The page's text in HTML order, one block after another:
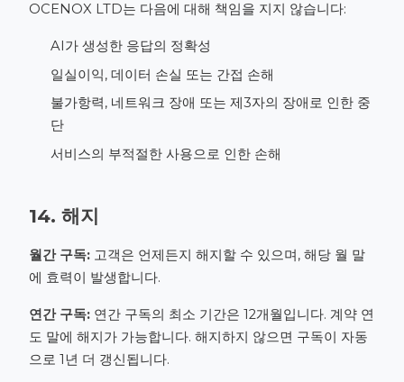
OCENOX LTD는 다음에 대해 책임을 지지 않습니다:
AI가 생성한 응답의 정확성
일실이익, 데이터 손실 또는 간접 손해
불가항력, 네트워크 장애 또는 제3자의 장애로 인한 중
단
서비스의 부적절한 사용으로 인한 손해
14. 해지
월간 구독: 고객은 언제든지 해지할 수 있으며, 해당 월 말
에 효력이 발생합니다.
연간 구독: 연간 구독의 최소 기간은 12개월입니다. 계약 연
도 말에 해지가 가능합니다. 해지하지 않으면 구독이 자동
으로 1년 더 갱신됩니다.